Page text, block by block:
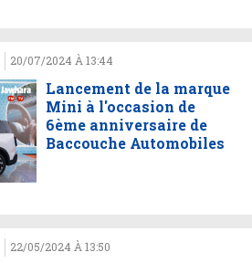
20/07/2024 À 13:44
Lancement de la marque
Mini à l'occasion de
6ème anniversaire de
Baccouche Automobiles
22/05/2024 À 13:50